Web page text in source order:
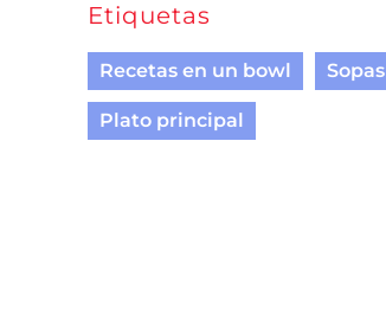
Etiquetas
Recetas en un bowl Sopas
Plato principal